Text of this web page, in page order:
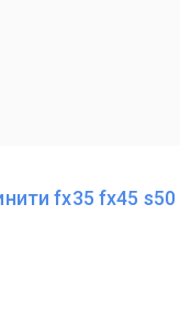
fx35 fx45 s50